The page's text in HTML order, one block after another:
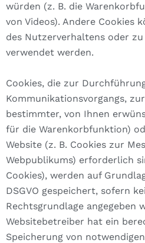
würden (z. B. die
von Videos). Andere Cookies
des Nutzerverhaltens oder zu
verwendet werden.
Cookies, die zur
Kommunikationsvorgangs,
bestimmter, von Ihnen
für die Warenkorbfunktion)
Website (z. B. Cookies zur
Webpublikums) erforderlich
Cookies), werden auf
DSGVO gespeichert, sofern
Rechtsgrundlage angegeben
Websitebetreiber hat ein
Speicherung von